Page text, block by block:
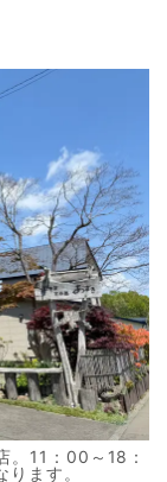
。11：00～18：
ます。